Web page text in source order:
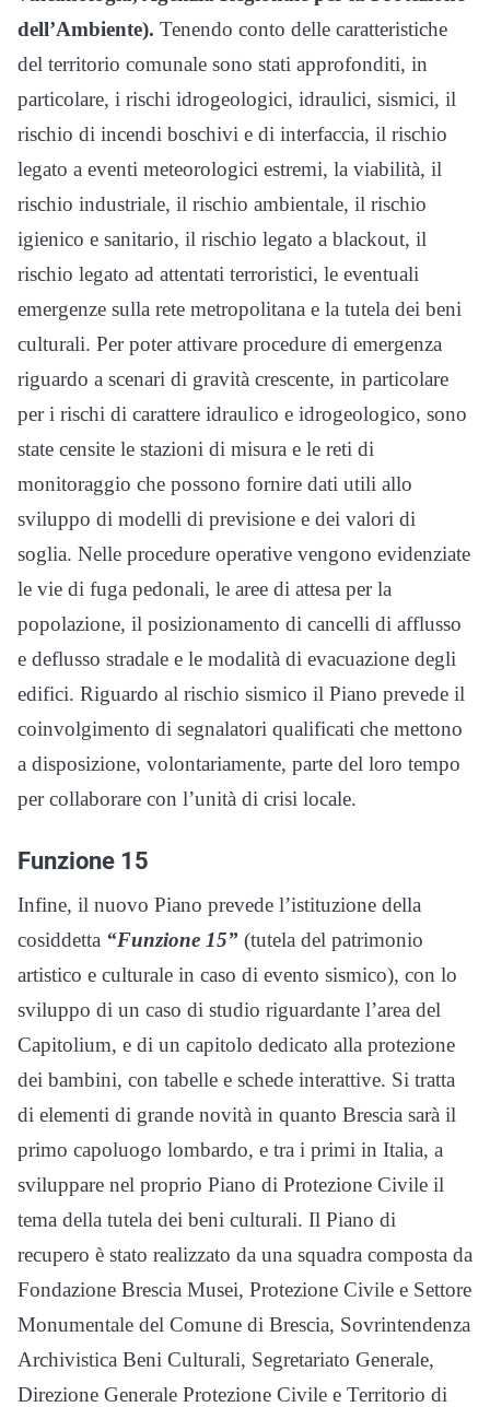
dell’Ambiente). Tenendo conto delle caratteristiche
del territorio comunale sono stati approfonditi, in
particolare, i rischi idrogeologici, idraulici, sismici, il
rischio di incendi boschivi e di interfaccia, il rischio
legato a eventi meteorologici estremi, la viabilità, il
rischio industriale, il rischio ambientale, il rischio
igienico e sanitario, il rischio legato a blackout, il
rischio legato ad attentati terroristici, le eventuali
emergenze sulla rete metropolitana e la tutela dei beni
culturali. Per poter attivare procedure di emergenza
riguardo a scenari di gravità crescente, in particolare
per i rischi di carattere idraulico e idrogeologico, sono
state censite le stazioni di misura e le reti di
monitoraggio che possono fornire dati utili allo
sviluppo di modelli di previsione e dei valori di
soglia. Nelle procedure operative vengono evidenziate
le vie di fuga pedonali, le aree di attesa per la
popolazione, il posizionamento di cancelli di afflusso
e deflusso stradale e le modalità di evacuazione degli
edifici. Riguardo al rischio sismico il Piano prevede il
coinvolgimento di segnalatori qualificati che mettono
a disposizione, volontariamente, parte del loro tempo
per collaborare con l’unità di crisi locale.
Funzione 15
Infine, il nuovo Piano prevede l’istituzione della
cosiddetta “Funzione 15” (tutela del patrimonio
artistico e culturale in caso di evento sismico), con lo
sviluppo di un caso di studio riguardante l’area del
Capitolium, e di un capitolo dedicato alla protezione
dei bambini, con tabelle e schede interattive. Si tratta
di elementi di grande novità in quanto Brescia sarà il
primo capoluogo lombardo, e tra i primi in Italia, a
sviluppare nel proprio Piano di Protezione Civile il
tema della tutela dei beni culturali. Il Piano di
recupero è stato realizzato da una squadra composta da
Fondazione Brescia Musei, Protezione Civile e Settore
Monumentale del Comune di Brescia, Sovrintendenza
Archivistica Beni Culturali, Segretariato Generale,
Direzione Generale Protezione Civile e Territorio di